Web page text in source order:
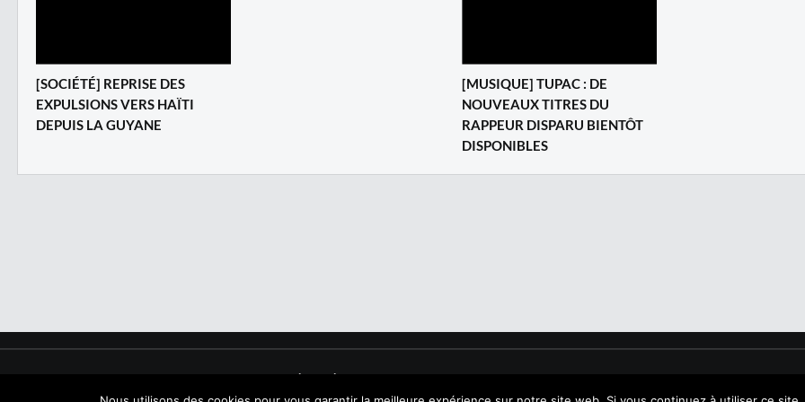
[SOCIÉTÉ] REPRISE DES
EXPULSIONS VERS HAÏTI
DEPUIS LA GUYANE
[MUSIQUE] TUPAC : DE
NOUVEAUX TITRES DU
RAPPEUR DISPARU BIENTÔT
DISPONIBLES